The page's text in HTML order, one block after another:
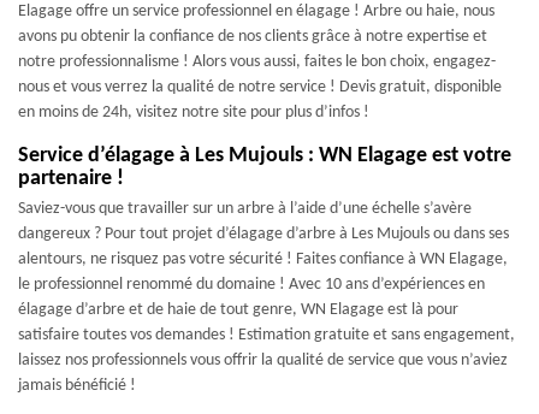
Elagage offre un service professionnel en élagage ! Arbre ou haie, nous
avons pu obtenir la confiance de nos clients grâce à notre expertise et
notre professionnalisme ! Alors vous aussi, faites le bon choix, engagez-
nous et vous verrez la qualité de notre service ! Devis gratuit, disponible
en moins de 24h, visitez notre site pour plus d’infos !
Service d’élagage à Les Mujouls : WN Elagage est votre
partenaire !
Saviez-vous que travailler sur un arbre à l’aide d’une échelle s’avère
dangereux ? Pour tout projet d’élagage d’arbre à Les Mujouls ou dans ses
alentours, ne risquez pas votre sécurité ! Faites confiance à WN Elagage,
le professionnel renommé du domaine ! Avec 10 ans d’expériences en
élagage d’arbre et de haie de tout genre, WN Elagage est là pour
satisfaire toutes vos demandes ! Estimation gratuite et sans engagement,
laissez nos professionnels vous offrir la qualité de service que vous n’aviez
jamais bénéficié !